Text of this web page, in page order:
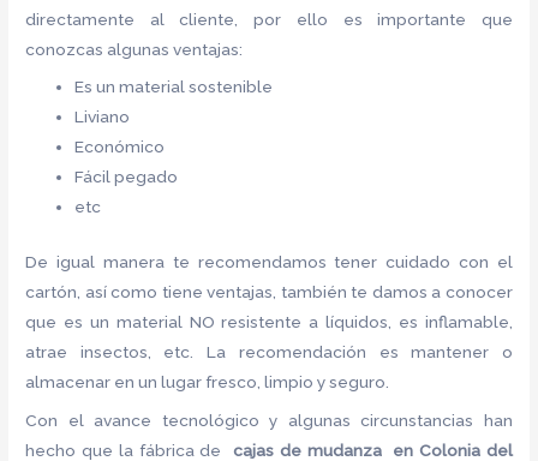
directamente al cliente, por ello es importante que
conozcas algunas ventajas:
Es un material sostenible
Liviano
Económico
Fácil pegado
etc
De igual manera te recomendamos tener cuidado con el
cartón, así como tiene ventajas, también te damos a conocer
que es un material NO resistente a líquidos, es inflamable,
atrae insectos, etc. La recomendación es mantener o
almacenar en un lugar fresco, limpio y seguro.
Con el avance tecnológico y algunas circunstancias han
hecho que la fábrica de cajas de mudanza en Colonia del